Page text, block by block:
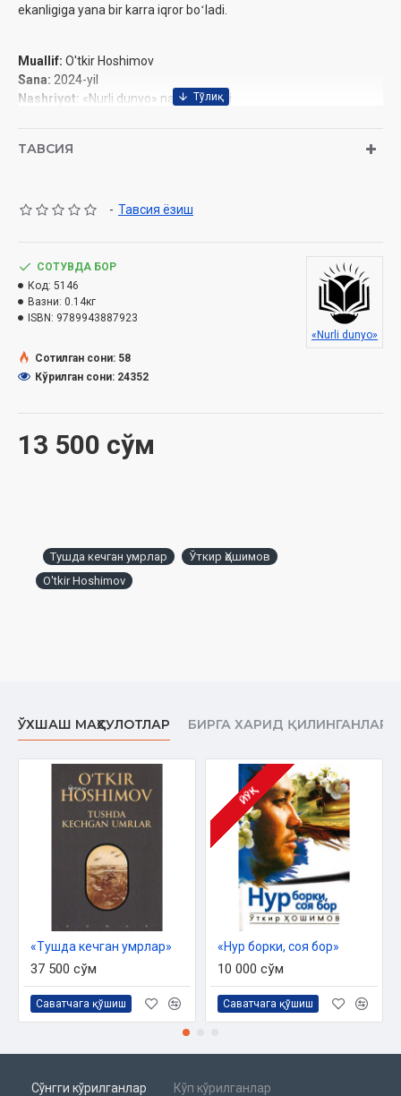
ekanligiga yana bir karra iqror boʻladi.
Muallif: O'tkir Hoshimov
Sana: 2024-yil
Nashriyot: «Nurli dunyo» nashriyot uyi‎
O'lcham:84x108 1/32‎
ТАВСИЯ
- Тавсия ёзиш
13 500 сўм
СОТУВДА БОР
Код: 5146
Вазни: 0.14кг
ISBN: 9789943887923
«Nurli dunyo»
Сотилган сони: 58
Кўрилган сони: 24352
Тушда кечган умрлар
Ўткир Ҳошимов
O'tkir Hoshimov
ЎХШАШ МАҲСУЛОТЛАР БИРГА ХАРИД ҚИЛИНГАНЛАР
«Тушда кечган умрлар»
37 500 сўм
Саватчага қўшиш
ЙЎҚ
«Нур борки, соя бор»
10 000 сўм
Саватчага қўшиш
Сўнгги кўрилганлар Кўп кўрилганлар